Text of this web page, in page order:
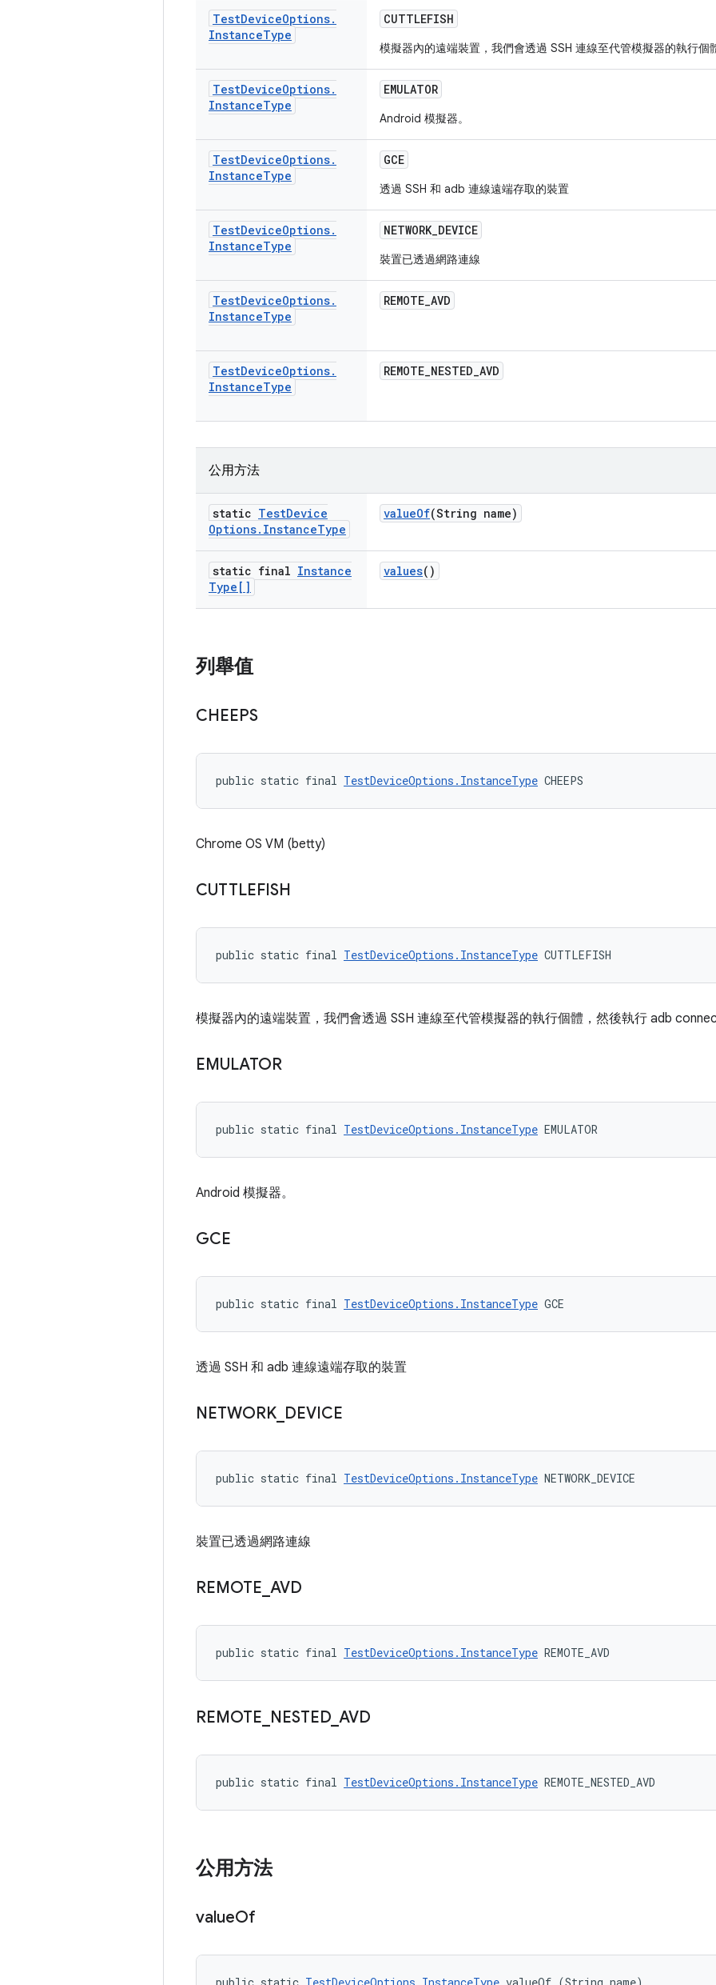
TestDeviceOptions.
InstanceType
CUTTLEFISH
模擬器內的遠端裝置，我們會透過 SSH 連線至代管模擬器的執行
TestDeviceOptions.
InstanceType
EMULATOR
Android 模擬器。
TestDeviceOptions.
InstanceType
GCE
透過 SSH 和 adb 連線遠端存取的裝置
TestDeviceOptions.
InstanceType
NETWORK_DEVICE
裝置已透過網路連線
TestDeviceOptions.
InstanceType
REMOTE_AVD
TestDeviceOptions.
InstanceType
REMOTE_NESTED_AVD
公用方法
static TestDevice
Options. InstanceType
valueOf(String name)
static final Instance
Type[]
values()
列舉值
CHEEPS
public static final TestDeviceOptions.InstanceType CHEEPS
Chrome OS VM (betty)
CUTTLEFISH
public static final TestDeviceOptions.InstanceType CUTTLEFISH
模擬器內的遠端裝置，我們會透過 SSH 連線至代管模擬器的執行個體，然後執行 adb
EMULATOR
public static final TestDeviceOptions.InstanceType EMULATOR
Android 模擬器。
GCE
public static final TestDeviceOptions.InstanceType GCE
透過 SSH 和 adb 連線遠端存取的裝置
NETWORK DEVICE
public static final TestDeviceOptions.InstanceType NETWORK_DEVICE
裝置已透過網路連線
REMOTE AVD
public static final TestDeviceOptions.InstanceType REMOTE_AVD
REMOTE NESTED AVD
public static final TestDeviceOptions.InstanceType REMOTE_NESTED_AVD
公用方法
valueOf